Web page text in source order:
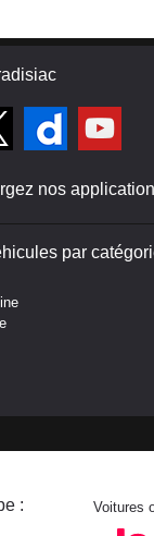
nos
par
: Voitures